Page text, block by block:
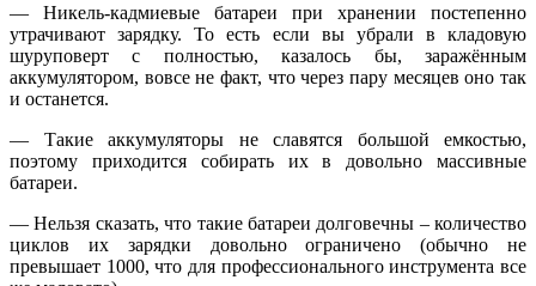
— Никель-кадмиевые батареи при хранении постепенно
утрачивают зарядку. То есть если вы убрали в кладовую
шуруповерт с полностью, казалось бы, заражённым
аккумулятором, вовсе не факт, что через пару месяцев оно так
и останется.
— Такие аккумуляторы не славятся большой емкостью,
поэтому приходится собирать их в довольно массивные
батареи.
— Нельзя сказать, что такие батареи долговечны – количество
циклов их зарядки довольно ограничено (обычно не
превышает 1000, что для профессионального инструмента все